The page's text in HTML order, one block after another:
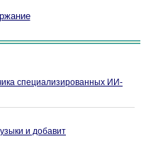
специализированных ИИ-
и добавит